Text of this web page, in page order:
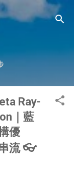
Ray-
｜藍
優
流 👓